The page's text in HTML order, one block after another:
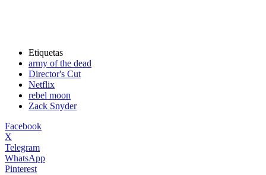
Etiquetas
army of the dead
Director's Cut
Netflix
rebel moon
Zack Snyder
Facebook
X
Telegram
WhatsApp
Pinterest